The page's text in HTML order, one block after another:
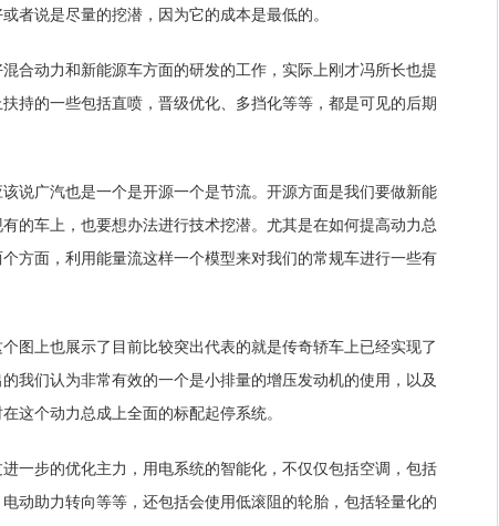
者说是尽量的挖潜，因为它的成本是最低的。
动力和新能源车方面的研发的工作，实际上刚才冯所长也提
持的一些包括直喷，晋级优化、多挡化等等，都是可见的后期
广汽也是一个是开源一个是节流。开源方面是我们要做新能
的车上，也要想办法进行技术挖潜。尤其是在如何提高动力总
方面，利用能量流这样一个模型来对我们的常规车进行一些有
上也展示了目前比较突出代表的就是传奇轿车上已经实现了
我们认为非常有效的一个是小排量的增压发动机的使用，以及
这个动力总成上全面的标配起停系统。
步的优化主力，用电系统的智能化，不仅仅包括空调，包括
动助力转向等等，还包括会使用低滚阻的轮胎，包括轻量化的